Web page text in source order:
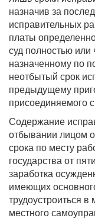
назначив за
исправительных
платы
суд полностью или
назначенному по
неотбытый срок
предыдущему
присоединяемого
Содержание
отбывании лицом
срока по месту
государства от
заработка
имеющих
трудоустроиться
местного